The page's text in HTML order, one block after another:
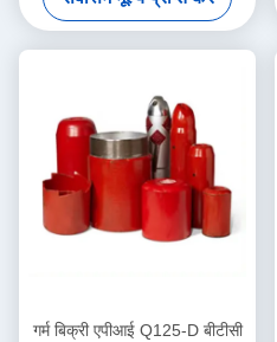
गर्म बिक्री एपीआई Q125-D बीटीसी